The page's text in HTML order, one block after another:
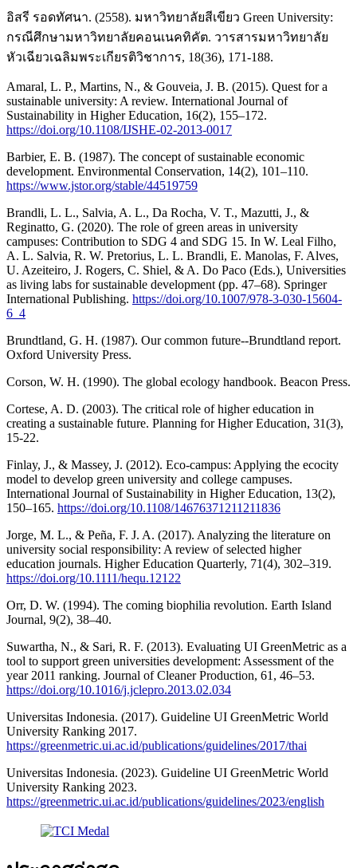
อิสรี รอดทัศนา. (2558). มหาวิทยาลัยสีเขียว Green University:
กรณีศึกษามหาวิทยาลัยคอนเนคทิคัต. วารสารมหาวิทยาลัย
หัวเฉียวเฉลิมพระเกียรติวิชาการ, 18(36), 171-188.
Amaral, L. P., Martins, N., & Gouveia, J. B. (2015). Quest for a
sustainable university: A review. International Journal of
Sustainability in Higher Education, 16(2), 155–172.
https://doi.org/10.1108/IJSHE-02-2013-0017
Barbier, E. B. (1987). The concept of sustainable economic
development. Environmental Conservation, 14(2), 101–110.
https://www.jstor.org/stable/44519759
Brandli, L. L., Salvia, A. L., Da Rocha, V. T., Mazutti, J., &
Reginatto, G. (2020). The role of green areas in university
campuses: Contribution to SDG 4 and SDG 15. In W. Leal Filho,
A. L. Salvia, R. W. Pretorius, L. L. Brandli, E. Manolas, F. Alves,
U. Azeiteiro, J. Rogers, C. Shiel, & A. Do Paco (Eds.), Universities
as living labs for sustainable development (pp. 47–68). Springer
International Publishing. https://doi.org/10.1007/978-3-030-15604-
6_4
Brundtland, G. H. (1987). Our common future--Brundtland report.
Oxford University Press.
Corson, W. H. (1990). The global ecology handbook. Beacon Press.
Cortese, A. D. (2003). The critical role of higher education in
creating a sustainable future. Planning for Higher Education, 31(3),
15-22.
Finlay, J., & Massey, J. (2012). Eco-campus: Applying the ecocity
model to develop green university and college campuses.
International Journal of Sustainability in Higher Education, 13(2),
150–165. https://doi.org/10.1108/14676371211211836
Jorge, M. L., & Peña, F. J. A. (2017). Analyzing the literature on
university social responsibility: A review of selected higher
education journals. Higher Education Quarterly, 71(4), 302–319.
https://doi.org/10.1111/hequ.12122
Orr, D. W. (1994). The coming biophilia revolution. Earth Island
Journal, 9(2), 38–40.
Suwartha, N., & Sari, R. F. (2013). Evaluating UI GreenMetric as a
tool to support green universities development: Assessment of the
year 2011 ranking. Journal of Cleaner Production, 61, 46–53.
https://doi.org/10.1016/j.jclepro.2013.02.034
Universitas Indonesia. (2017). Guideline UI GreenMetric World
University Ranking 2017.
https://greenmetric.ui.ac.id/publications/guidelines/2017/thai
Universitas Indonesia. (2023). Guideline UI GreenMetric World
University Ranking 2023.
https://greenmetric.ui.ac.id/publications/guidelines/2023/english